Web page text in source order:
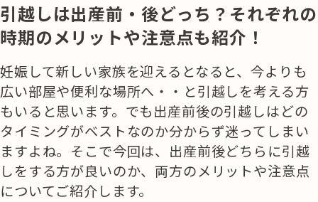
引越しは出産前・後どっち？それぞれの
時期のメリットや注意点も紹介！
妊娠して新しい家族を迎えるとなると、今よりも
広い部屋や便利な場所へ・・と引越しを考える方
もいると思います。でも出産前後の引越しはどの
タイミングがベストなのか分からず迷ってしまい
ますよね。そこで今回は、出産前後どちらに引越
しをする方が良いのか、両方のメリットや注意点
についてご紹介します。